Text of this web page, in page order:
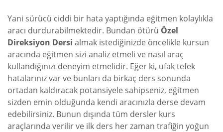
Yani sürücü ciddi bir hata yaptığında eğitmen kolaylıkla
aracı durdurabilmektedir. Bundan ötürü Özel
Direksiyon Dersi almak istediğinizde öncelikle kursun
aracında eğitmen sizi analiz etmeli ve nasıl araç
kullandığınızı deneyim etmelidir. Eğer ki, ufak tefek
hatalarınız var ve bunları da birkaç ders sonunda
ortadan kaldıracak potansiyele sahipseniz, eğitmen
sizden emin olduğunda kendi aracınızla derse devam
edebilirsiniz. Bunun dışında tüm dersler kurs
araçlarında verilir ve ilk ders her zaman trafiğin yoğun